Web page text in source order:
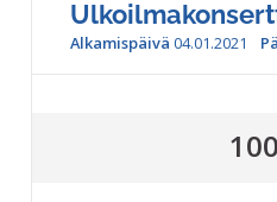
Alkamispäivä 04.01.2021